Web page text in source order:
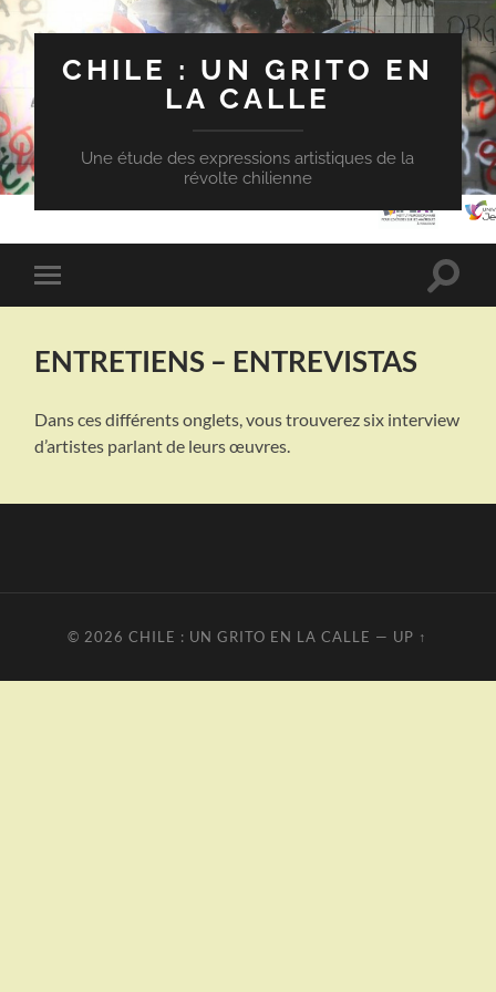
CHILE : UN GRITO EN
LA CALLE
Une étude des expressions artistiques de la
révolte chilienne
Toggle
mobile
Toggle
ENTRETIENS – ENTREVISTAS
Dans ces différents onglets, vous trouverez six interview
d’artistes parlant de leurs œuvres.
© 2026CHILE : UN GRITO EN LA CALLE — UP ↑